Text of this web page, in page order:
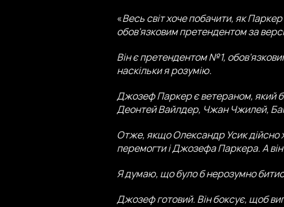
«Весь світ хоче побачити, як
обов'язковим претендентом за
Він є претендентом №1,
наскільки я розумію.
Джозеф Паркер є ветераном, який
Деонтей Вайлдер, Чжан Чжилей,
Отже, якщо Олександр Усик дійсно
перемогти і Джозефа Паркера. А
Я думаю, що було б нерозумно
Джозеф готовий. Він боксує, щоб